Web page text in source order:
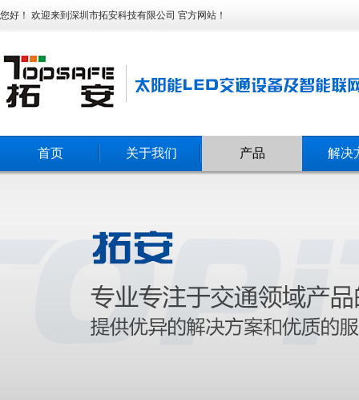
您好！ 欢迎来到深圳市拓安科技有限公司 官方网站！
首页 关于我们 产品 解决